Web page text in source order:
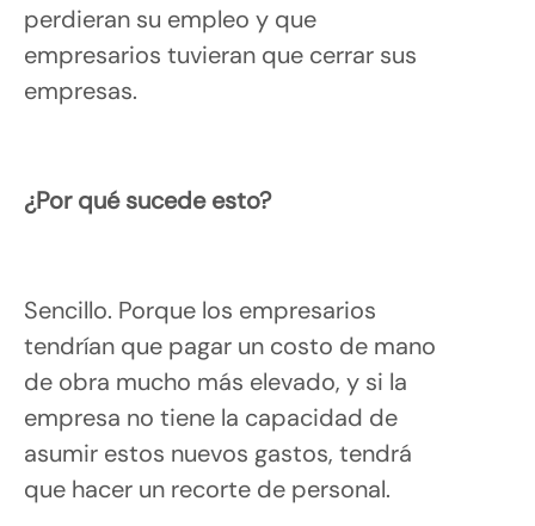
perdieran su empleo y que
empresarios tuvieran que cerrar sus
empresas.
¿Por qué sucede esto?
Sencillo. Porque los empresarios
tendrían que pagar un costo de mano
de obra mucho más elevado, y si la
empresa no tiene la capacidad de
asumir estos nuevos gastos, tendrá
que hacer un recorte de personal.